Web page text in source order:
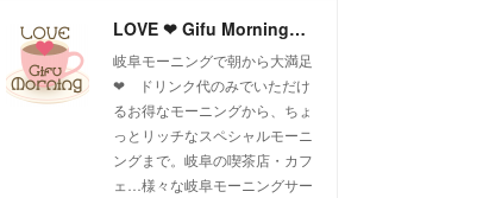
LOVE ❤ Gifu Morning 愛すべき岐阜モーニング♪
岐阜モーニングで朝から大満足
❤ ドリンク代のみでいただけ
るお得なモーニングから、ちょ
っとリッチなスペシャルモーニ
ングまで。岐阜の喫茶店・カフ
ェ…様々な岐阜モーニングサー